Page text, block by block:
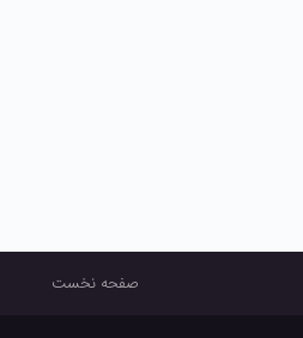
صفحه نخست